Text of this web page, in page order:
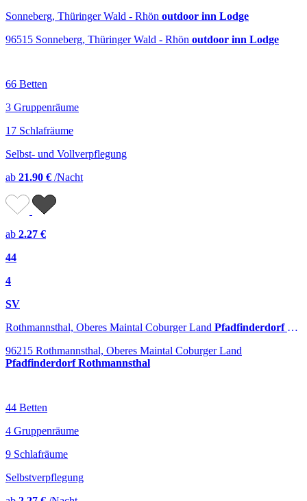
Sonneberg, Thüringer Wald - Rhön outdoor inn Lodge
96515 Sonneberg, Thüringer Wald - Rhön outdoor inn Lodge
66 Betten
3 Gruppenräume
17 Schlafräume
Selbst- und Vollverpflegung
ab 21.90 € /Nacht
ab 2.27 €
44
4
SV
Rothmannsthal, Oberes Maintal Coburger Land Pfadfinderdorf Rothmannsthal
96215 Rothmannsthal, Oberes Maintal Coburger Land
Pfadfinderdorf Rothmannsthal
44 Betten
4 Gruppenräume
9 Schlafräume
Selbstverpflegung